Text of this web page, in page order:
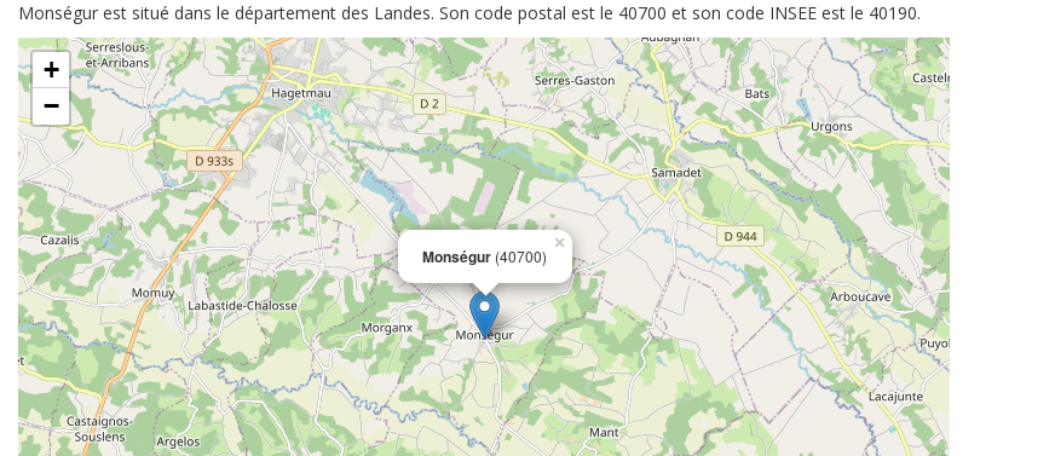
Monségur est situé dans le département des Landes. Son code postal est le 40700 et son code INSEE est le 40190.
Monségur (40700)
×
+
−